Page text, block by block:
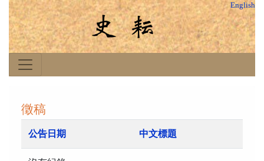
English
徵稿
公告日期 中文標題